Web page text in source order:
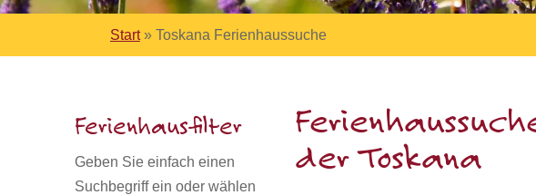
Start» Toskana Ferienhaussuche
Ferienhausfilter
Geben Sie einfach einen
Suchbegriff ein oder wählen
der Toskana